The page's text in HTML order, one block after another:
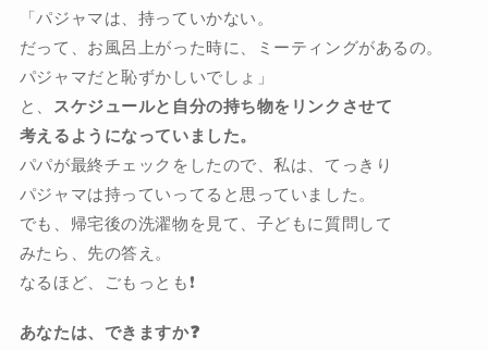
「パジャマは、持っていかない。
だって、お風呂上がった時に、ミーティングがあるの。
パジャマだと恥ずかしいでしょ」
と、 スケジュールと自分の持ち物をリンクさせて
考えるようになっていました。
パパが最終チェックをしたので、私は、てっきり
パジャマは持っていってると思っていました。
でも、帰宅後の洗濯物を見て、子どもに質問して
みたら、先の答え。
なるほど、ごもっとも❗️
あなたは、できますか❓